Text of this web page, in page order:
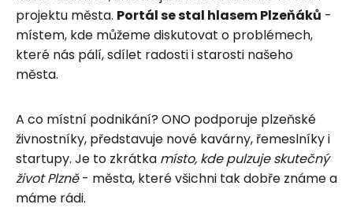
projektu města. Portál se stal hlasem Plzeňáků -
místem, kde můžeme diskutovat o problémech,
které nás pálí, sdílet radosti i starosti našeho
města.
A co místní podnikání? ONO podporuje plzeňské
živnostníky, představuje nové kavárny, řemeslníky i
startupy. Je to zkrátka místo, kde pulzuje skutečný
život Plzně- města, které všichni tak dobře známe a
máme rádi.